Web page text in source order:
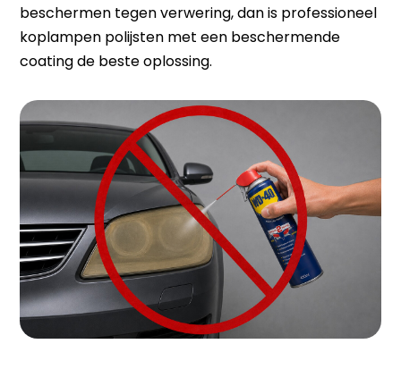
beschermen tegen verwering, dan is professioneel
koplampen polijsten met een beschermende
coating de beste oplossing.